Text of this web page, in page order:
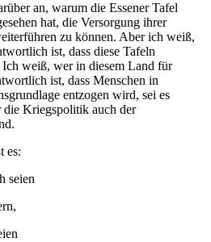
an, warum die Essener Tafel
hat, die Versorgung ihrer
zu können. Aber ich weiß,
ist, dass diese Tafeln
weiß, wer in diesem Land für
ist, dass Menschen in
entzogen wird, sei es
die Kriegspolitik auch der
es:
seien